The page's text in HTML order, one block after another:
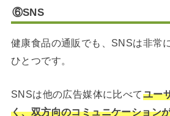
⑥SNS
健康食品の通販でも、SNSは非常
ひとつです。
SNSは他の広告媒体に比べてユー
く、双方向のコミュニケーション